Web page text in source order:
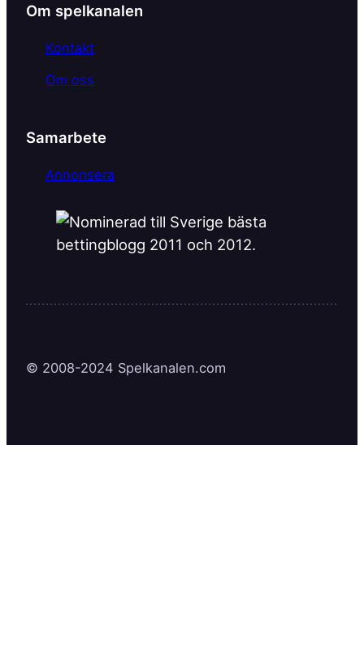
k
Om spelkanalen
Kontakt
Om oss
Samarbete
Annonsera
© 2008-2024 Spelkanalen.com